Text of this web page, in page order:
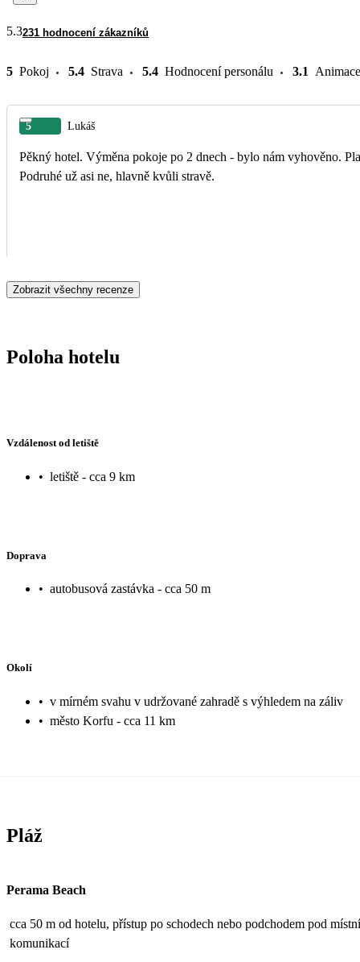
5.3231 hodnocení zákazníků
5 Pokoj 5.4 Strava 5.4 Hodnocení personálu 3.1 Animace
5 Lukáš
Pěkný hotel. Výměna pokoje po 2 dnech - bylo nám vyhověno.
Podruhé už asi ne, hlavně kvůli stravě.
Zobrazit všechny recenze
Poloha hotelu
Vzdálenost od letiště
• letiště - cca 9 km
Doprava
• autobusová zastávka - cca 50 m
Okolí
• v mírném svahu v udržované zahradě s výhledem na záliv
• město Korfu - cca 11 km
Pláž
Perama Beach
cca 50 m od hotelu, přístup po schodech nebo podchodem pod místní
komunikací